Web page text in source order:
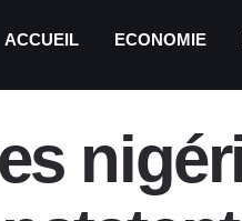
ACCUEIL ECONOMIE